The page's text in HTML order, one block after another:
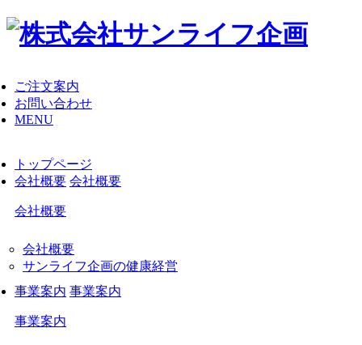
ご注文案内
お問い合わせ
MENU
トップページ
会社概要 会社概要
会社概要
会社概要
サンライフ企画の健康経営
事業案内 事業案内
事業案内